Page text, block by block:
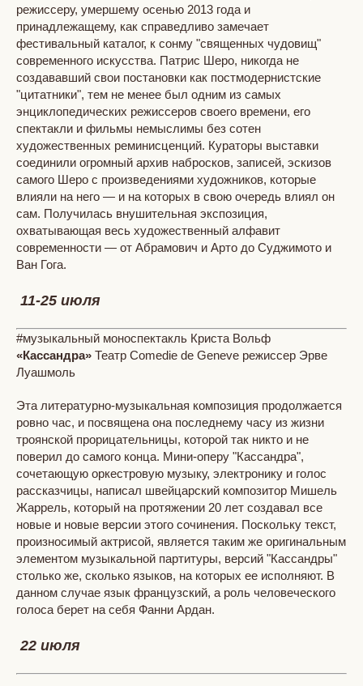
режиссеру, умершему осенью 2013 года и
принадлежащему, как справедливо замечает
фестивальный каталог, к сонму "священных чудовищ"
современного искусства. Патрис Шеро, никогда не
создававший свои постановки как постмодернистские
"цитатники", тем не менее был одним из самых
энциклопедических режиссеров своего времени, его
спектакли и фильмы немыслимы без сотен
художественных реминисценций. Кураторы выставки
соединили огромный архив набросков, записей, эскизов
самого Шеро с произведениями художников, которые
влияли на него — и на которых в свою очередь влиял он
сам. Получилась внушительная экспозиция,
охватывающая весь художественный алфавит
современности — от Абрамович и Арто до Суджимото и
Ван Гога.
11-25 июля
#музыкальный моноспектакль Криста Вольф
«Кассандра» Театр Comedie de Geneve режиссер Эрве
Луашмоль
Эта литературно-музыкальная композиция продолжается
ровно час, и посвящена она последнему часу из жизни
троянской прорицательницы, которой так никто и не
поверил до самого конца. Мини-оперу "Кассандра",
сочетающую оркестровую музыку, электронику и голос
рассказчицы, написал швейцарский композитор Мишель
Жаррель, который на протяжении 20 лет создавал все
новые и новые версии этого сочинения. Поскольку текст,
произносимый актрисой, является таким же оригинальным
элементом музыкальной партитуры, версий "Кассандры"
столько же, сколько языков, на которых ее исполняют. В
данном случае язык французский, а роль человеческого
голоса берет на себя Фанни Ардан.
22 июля